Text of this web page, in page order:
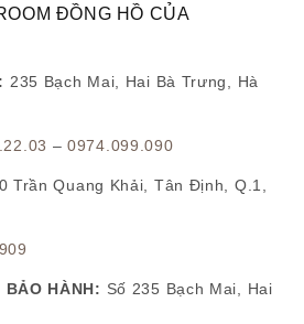
ĐỒNG HỒ CỦA
235 Bạch Mai, Hai Bà Trưng, Hà
–0974.099.090
Trần Quang Khải, Tân Định, Q.1,
BẢO HÀNH: Số 235 Bạch Mai, Hai